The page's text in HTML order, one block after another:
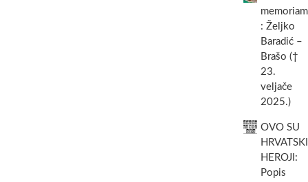
memoriam
: Željko
Baradić –
Brašo (†
23.
veljače
2025.)
OVO SU
HRVATSKI
HEROJI:
Popis